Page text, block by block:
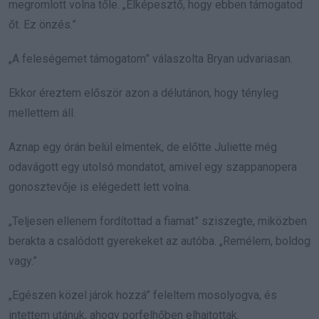
megromlott volna tőle. „Elképesztő, hogy ebben támogatod
őt. Ez önzés.”
„A feleségemet támogatom” válaszolta Bryan udvariasan.
Ekkor éreztem először azon a délutánon, hogy tényleg
mellettem áll.
Aznap egy órán belül elmentek, de előtte Juliette még
odavágott egy utolsó mondatot, amivel egy szappanopera
gonosztevője is elégedett lett volna.
„Teljesen ellenem fordítottad a fiamat” sziszegte, miközben
berakta a csalódott gyerekeket az autóba. „Remélem, boldog
vagy.”
„Egészen közel járok hozzá” feleltem mosolyogva, és
intettem utánuk, ahogy porfelhőben elhajtottak.